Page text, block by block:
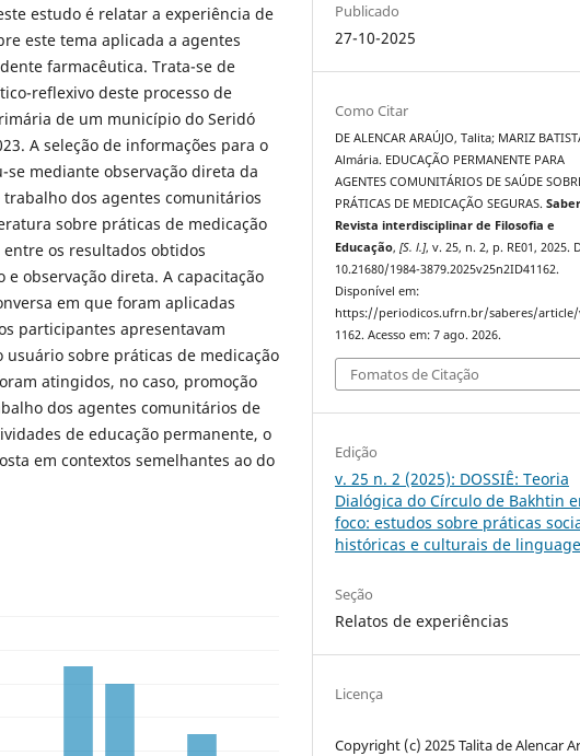
estudo é relatar a experiência de
este tema aplicada a agentes
farmacêutica. Trata-se de
reflexivo deste processo de
de um município do Seridó
A seleção de informações para o
mediante observação direta da
dos agentes comunitários
sobre práticas de medicação
os resultados obtidos
observação direta. A capacitação
em que foram aplicadas
participantes apresentavam
sobre práticas de medicação
atingidos, no caso, promoção
dos agentes comunitários de
de educação permanente, o
em contextos semelhantes ao do
Publicado
27-10-2025
Como Citar
DE ALENCAR ARAÚJO, Talita; MARIZ
Almária. EDUCAÇÃO PERMANENTE PARA
AGENTES COMUNITÁRIOS DE SAÚDE
PRÁTICAS DE MEDICAÇÃO SEGURAS.
Revista interdisciplinar de Filosofia e
Educação,[S. l.], v. 25, n. 2, p. RE01, 2025.
10.21680/1984-3879.2025v25n2ID41162.
Disponível em:
https://periodicos.ufrn.br/saberes/
1162. Acesso em: 7 ago. 2026.
Fomatos de Citação
Edição
v. 25 n. 2 (2025): DOSSIÊ: Teoria
Dialógica do Círculo de Bakhtin
foco: estudos sobre práticas
históricas e culturais de
Seção
Relatos de experiências
Licença
Copyright (c) 2025 Talita de Alencar